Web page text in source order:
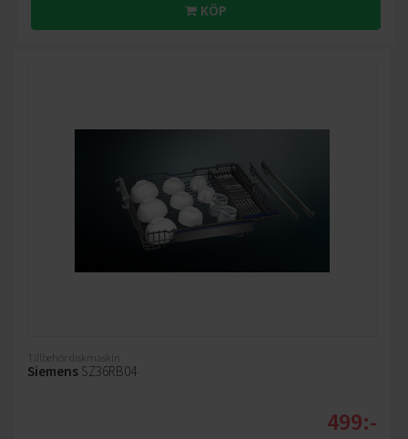
KÖP
Tillbehör diskmaskin
Siemens SZ36RB04
499:-